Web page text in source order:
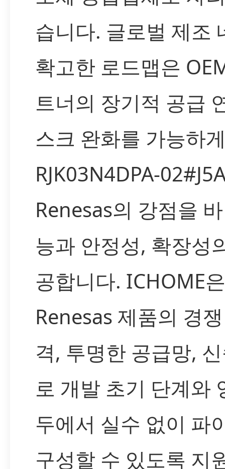
습니다. 글로벌 제조
확고한 로드맵은
트너의 장기적 공급
스크 완화를 가능하
RJK03N4DPA-
Renesas의 강점을
능과 안정성, 확장성
공합니다. ICHOME
Renesas 제품의 경
격, 투명한 공급망,
로 개발 초기 단계와
두에서 실수 없이 파
구성할 수 있도록 지